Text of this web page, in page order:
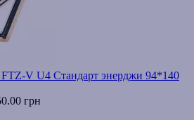
V U4 Стандарт энерджи 94*140
грн